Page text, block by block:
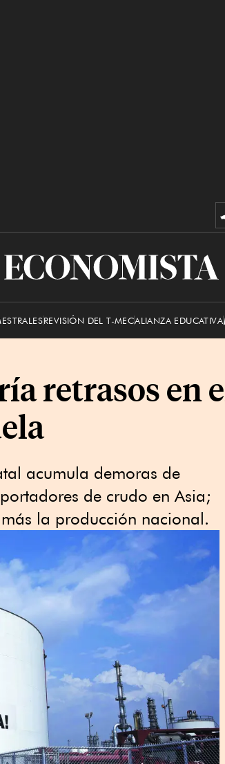
El
REVISIÓN DEL T-MECALIANZA EDUCATIVA
retrasos en
acumula demoras de
de crudo en Asia;
la producción nacional.